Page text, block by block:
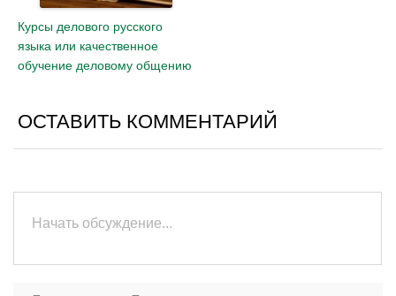
Курсы делового русского
языка или качественное
обучение деловому общению
ОСТАВИТЬ КОММЕНТАРИЙ